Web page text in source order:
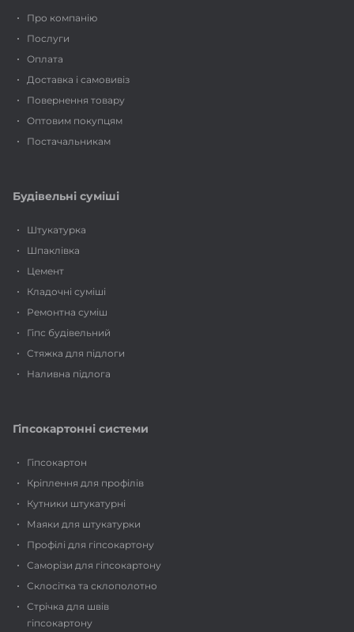
Про компанію
Послуги
Оплата
Доставка і самовивіз
Повернення товару
Оптовим покупцям
Постачальникам
Будівельні суміші
Штукатурка
Шпаклівка
Цемент
Кладочні суміші
Ремонтна суміш
Гіпс будівельний
Стяжка для підлоги
Наливна підлога
Гіпсокартонні системи
Гіпсокартон
Кріплення для профілів
Кутники штукатурні
Маяки для штукатурки
Профілі для гіпсокартону
Саморізи для гіпсокартону
Склосітка та склополотно
Стрічка для швів
гіпсокартону